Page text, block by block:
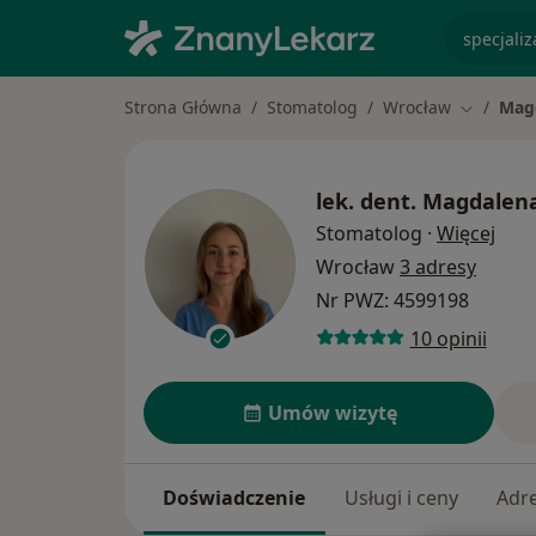
Strona Główna Stomatolog Wrocław Zmień
lek. dent.
Stomatolog · Więcej
Wrocław3 adresy
Nr PWZ: 4599198
10 opinii
Umów wizytę
Doświadczenie Usługi i ceny